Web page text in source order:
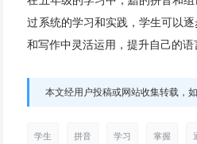
过系统的学习和实践，学生可以
和写作中灵活运用，提升自己的语
本文经用户投稿或网站收集转载，
学生 拼音 学习 掌握